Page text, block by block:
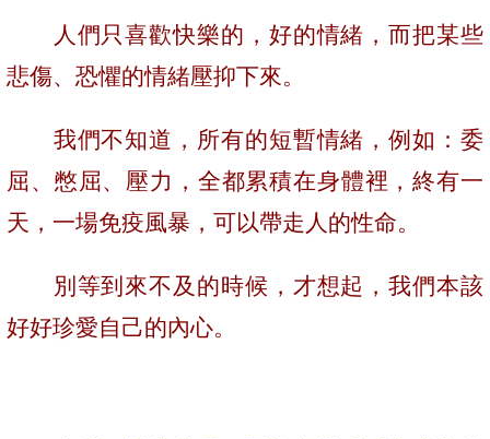
人們只喜歡快樂的，好的情緒，而把某些
悲傷、恐懼的情緒壓抑下來。
我們不知道，所有的短暫情緒，例如：委
屈、憋屈、壓力，全都累積在身體裡，終有一
天，一場免疫風暴，可以帶走人的性命。
別等到來不及的時候，才想起，我們本該
好好珍愛自己的內心。